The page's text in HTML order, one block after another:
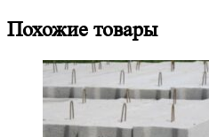
Похожие товары